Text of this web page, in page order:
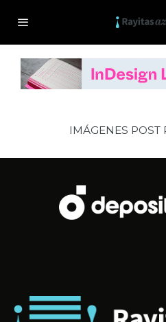
IMÁGENES